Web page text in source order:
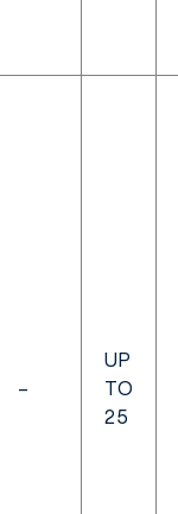
–
UP
TO
25